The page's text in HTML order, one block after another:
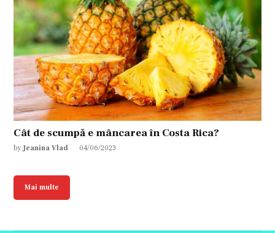
Cât de scumpă e mâncarea în Costa Rica?
by Jeanina Vlad 04/06/2023
Mai multe